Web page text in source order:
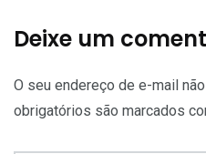
Deixe um
O seu endereço de e-mail
obrigatórios são marcados